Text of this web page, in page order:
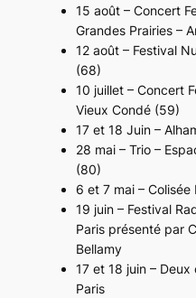
15 août – Concert
Grandes Prairies –
12 août – Festival
(68)
10 juillet – Concert
Vieux Condé (59)
17 et 18 Juin –
28 mai – Trio –
(80)
6 et 7 mai – Colisée
19 juin – Festival
Paris présenté par
Bellamy
17 et 18 juin – Deux
Paris